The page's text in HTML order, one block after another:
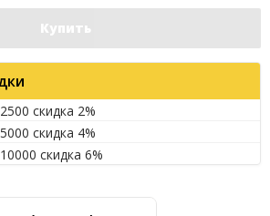
Купить
скидка 2%
скидка 4%
скидка 6%